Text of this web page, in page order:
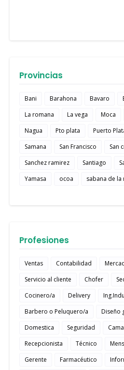
Provincias
Bani Barahona Bavaro
La romana
La vega Moca
Nagua
Pto plata Puerto
Samana
San Francisco San
Sanchez ramirez
Santiago
Yamasa
ocoa sabana de la
Profesiones
Ventas Contabilidad
Servicio al cliente
Chofer
Cocinero/a
Delivery
Barbero o Peluquero/a
Diseño
Domestica
Seguridad
Recepcionista
Técnico
Gerente
Farmacéutico